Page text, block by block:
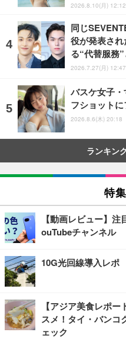
2026.8.10(月) 12:12
同じ
役が発表さ
る“代替服務
2026.7.27(月) 12:47
バスケ女子
フショット
2026.8.6(木) 20:18
ランキン
特
【動画レビュー】
ouTubeチャンネル
10G光回線導入レポ
【アジア美食レポ
スメ！タイ・バンコ
ェック